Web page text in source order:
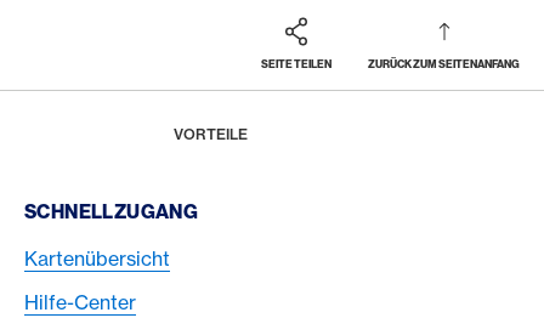
SEITE TEILEN ZURÜCK ZUM SEITENANFANG
Footer
VORTEILE
Footer Navigation
SCHNELLZUGANG
Kartenübersicht
Hilfe-Center